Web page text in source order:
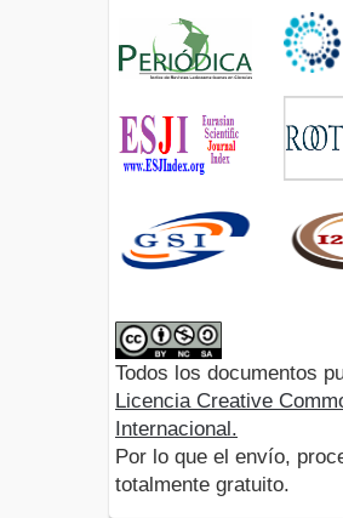
Todos los documentos
Licencia Creative
Internacional.
Por lo que el envío,
totalmente gratuito.